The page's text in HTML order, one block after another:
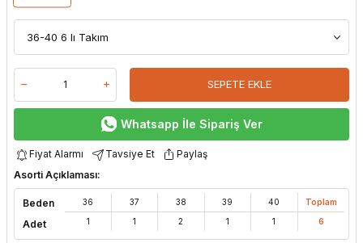
SEPETE EKLE
Whatsapp İle Sipariş Ver
Fiyat Alarmı Tavsiye Et
Paylaş
Asorti Açıklaması:
Beden
Adet
36
1
37
1
38
2
39
1
40
1
Toplam
6